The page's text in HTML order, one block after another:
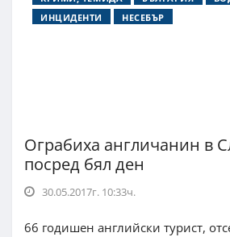
ИНЦИДЕНТИ
НЕСЕБЪР
Ограбиха англичанин в
посред бял ден
30.05.2017г. 10:33ч.
66 годишен английски турист,